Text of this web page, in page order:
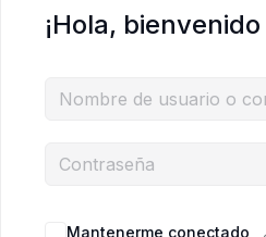
¡Hola,
Mantenerme conectado